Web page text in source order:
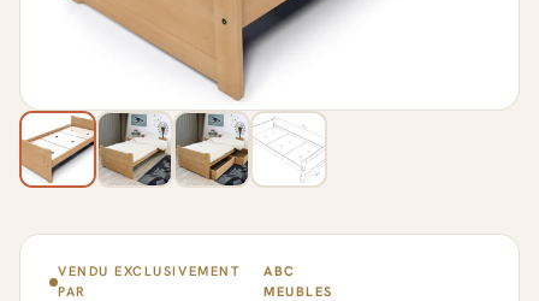
VENDU EXCLUSIVEMENT
PAR
ABC
MEUBLES